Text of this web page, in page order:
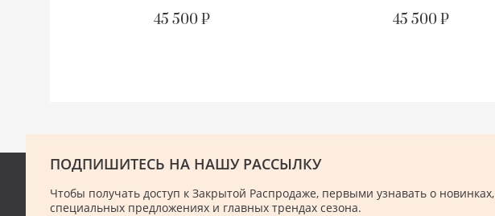
С БИРКОЙ
45 500 ₽
С БИРКОЙ
45 500 ₽
ПОДПИШИТЕСЬ НА НАШУ РАССЫЛКУ
Чтобы получать доступ к Закрытой Распродаже, первыми узнавать о новинках,
специальных предложениях и главных трендах сезона.